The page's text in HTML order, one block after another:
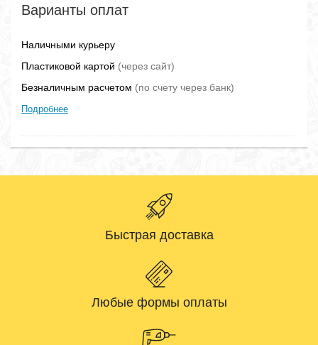
Варианты оплат
Наличными курьеру
Пластиковой картой (через сайт)
Безналичным расчетом (по счету через банк)
Подробнее
Быстрая доставка
Любые формы оплаты